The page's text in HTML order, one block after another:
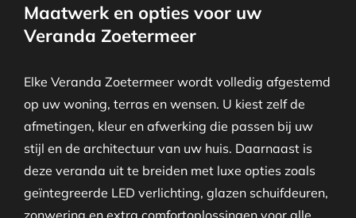
Maatwerk en opties voor uw
Veranda Zoetermeer
Elke Veranda Zoetermeer wordt volledig afgestemd
op uw woning, terras en wensen. U kiest zelf de
afmetingen, kleur en afwerking die passen bij uw
stijl en de architectuur van uw huis. Daarnaast is
deze veranda uit te breiden met luxe opties zoals
geïntegreerde LED verlichting, glazen schuifdeuren,
zonwering en extra comfortoplossingen voor alle